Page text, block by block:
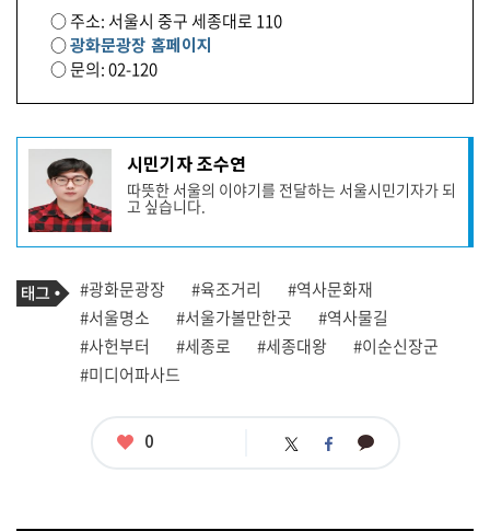
○ 주소: 서울시 중구 세종대로 110
○광화문광장 홈페이지
○ 문의: 02-120
기
성
자
프
필
시민기자 조수연
따뜻한 서울의 이야기를 전달하는 서울시민기자가 되
고 싶습니다.
기
사
관
련
태
그
태
그
#광화문광장 #육조거리
#역사문화재
#서울명소
#서울가볼만한곳
#역사물길
#사헌부터
#세종로 #세종대왕
#이순신장군
#미디어파사드
좋
0 트 페 카